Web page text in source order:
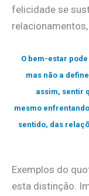
felicidade se
O bem-estar
mas não a
assim, sentir
mesmo
sentido, das
Exemplos do
esta distinção.